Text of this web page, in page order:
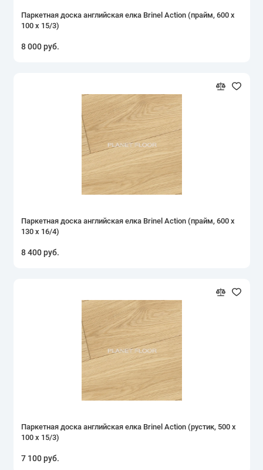
Паркетная доска английская елка Brinel Action (прайм, 600 х
100 х 15/3)
8 000 руб.
Паркетная доска английская елка Brinel Action (прайм, 600 х
130 х 16/4)
8 400 руб.
Паркетная доска английская елка Brinel Action (рустик, 500 х
100 х 15/3)
7 100 руб.